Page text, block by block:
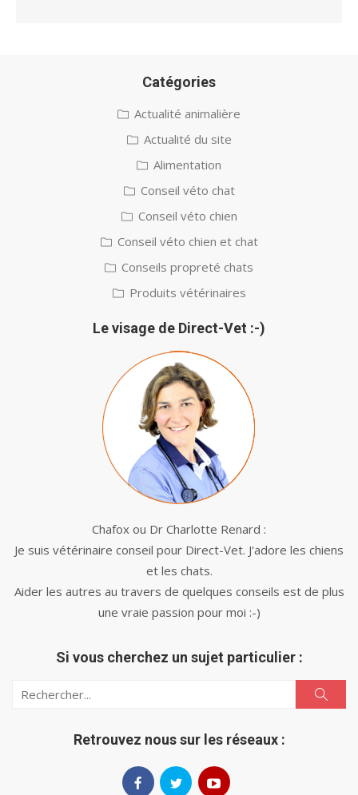
Catégories
Actualité animalière
Actualité du site
Alimentation
Conseil véto chat
Conseil véto chien
Conseil véto chien et chat
Conseils propreté chats
Produits vétérinaires
Le visage de Direct-Vet :-)
Chafox ou Dr Charlotte Renard :
Je suis vétérinaire conseil pour Direct-Vet. J'adore les chiens
et les chats.
Aider les autres au travers de quelques conseils est de plus
une vraie passion pour moi :-)
Si vous cherchez un sujet particulier :
Search
Retrouvez nous sur les réseaux :